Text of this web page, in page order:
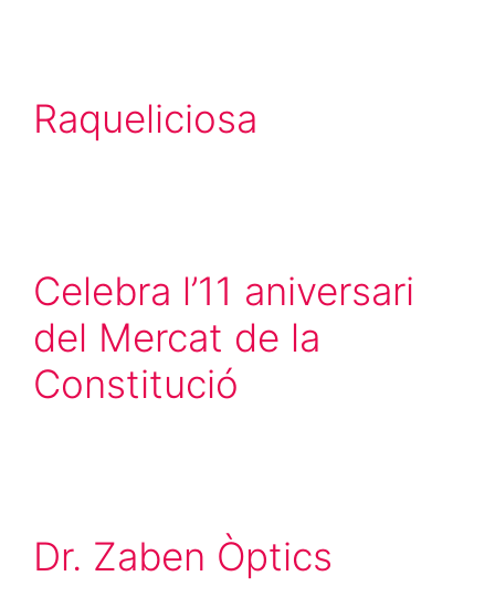
Raqueliciosa
Celebra l’11 aniversari
del Mercat de la
Constitució
Dr. Zaben Òptics